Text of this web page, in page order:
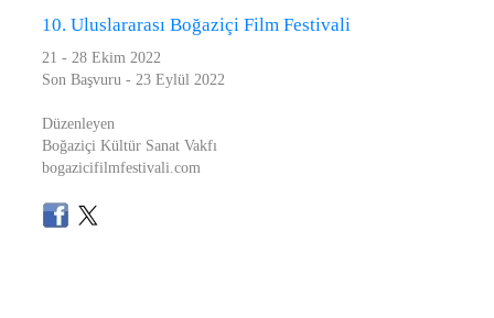
10. Uluslararası Boğaziçi Film Festivali
21 - 28 Ekim 2022
Son Başvuru - 23 Eylül 2022
Düzenleyen
Boğaziçi Kültür Sanat Vakfı
bogazicifilmfestivali.com